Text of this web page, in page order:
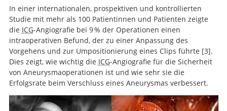
In einer internationalen, prospektiven und kontrollierten
Studie mit mehr als 100 Patientinnen und Patienten zeigte
die ICG-Angiografie bei 9 % der Operationen einen
intraoperativen Befund, der zu einer Anpassung des
Vorgehens und zur Umpositionierung eines Clips führte 3
Prospective evaluation of surgical microscope-
green videoangiography during aneurysm surgery.
.
Dies zeigt, wie wichtig die ICG-Angiografie für die Sicherheit
von Aneurysmaoperationen ist und wie sehr sie die
Erfolgsrate beim Verschluss eines Aneurysmas verbessert.
Suche